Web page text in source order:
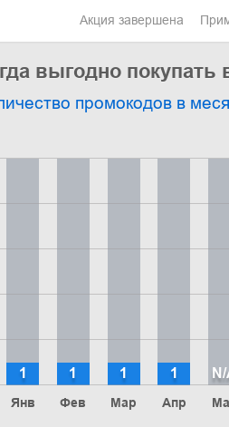
Акция завершена
выгодно покупать
промокодов в
Янв
1
Фев
1
Мар
1
Апр
1